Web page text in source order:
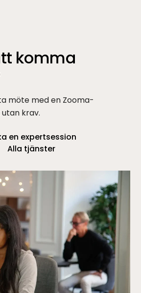
komma
möte med en Zooma-
krav.
en expertsession
Alla tjänster